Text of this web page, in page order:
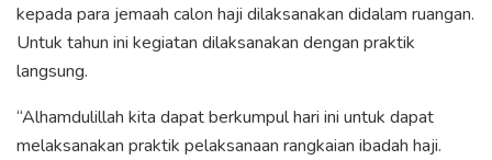
kepada para jemaah calon haji dilaksanakan didalam ruangan.
Untuk tahun ini kegiatan dilaksanakan dengan praktik
langsung.
“Alhamdulillah kita dapat berkumpul hari ini untuk dapat
melaksanakan praktik pelaksanaan rangkaian ibadah haji.